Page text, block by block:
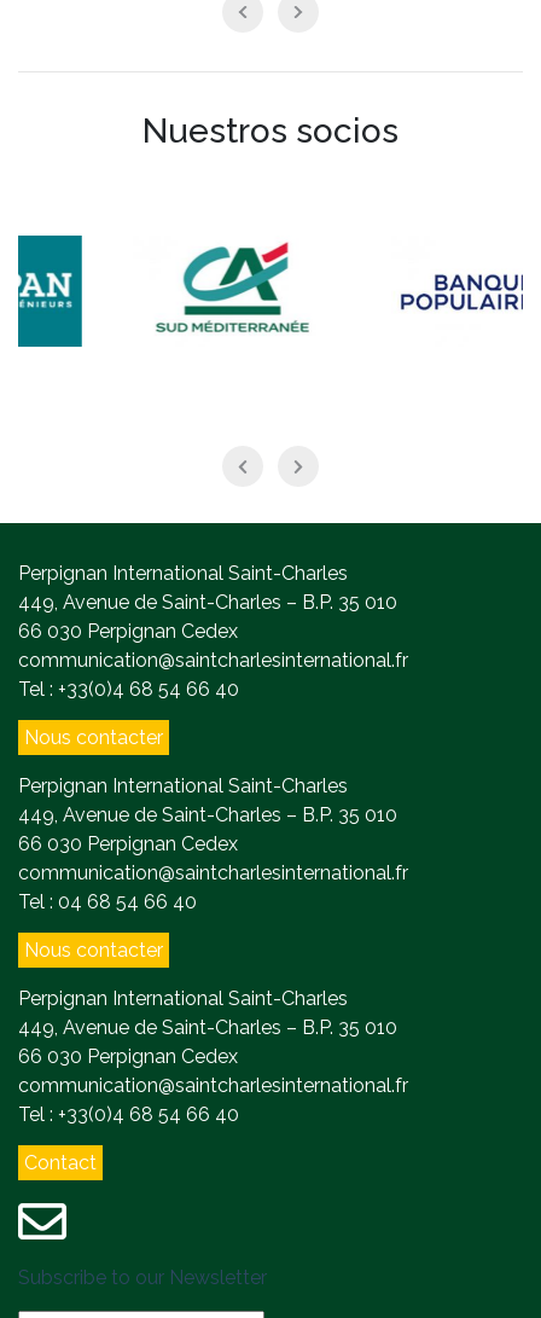
Nuestros socios
Perpignan International Saint-Charles
449, Avenue de Saint-Charles – B.P. 35 010
66 030 Perpignan Cedex
communication@saintcharlesinternational.fr
Tel : +33(0)4 68 54 66 40
Nous contacter
Perpignan International Saint-Charles
449, Avenue de Saint-Charles – B.P. 35 010
66 030 Perpignan Cedex
communication@saintcharlesinternational.fr
Tel : 04 68 54 66 40
Nous contacter
Perpignan International Saint-Charles
449, Avenue de Saint-Charles – B.P. 35 010
66 030 Perpignan Cedex
communication@saintcharlesinternational.fr
Tel : +33(0)4 68 54 66 40
Contact
Subscribe to our Newsletter